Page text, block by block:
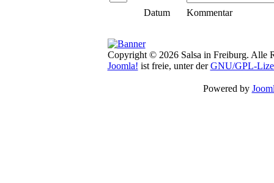
Datum Kommentar
Copyright © 2026 Salsa in Freiburg. Alle
Joomla! ist freie, unter derGNU/GPL-
Powered by